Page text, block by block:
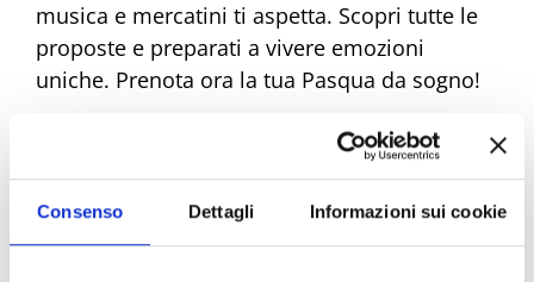
Consenso Dettagli Informazioni sui cookie
musica e mercatini ti aspetta. Scopri tutte le
proposte e preparati a vivere emozioni
uniche. Prenota ora la tua Pasqua da sogno!